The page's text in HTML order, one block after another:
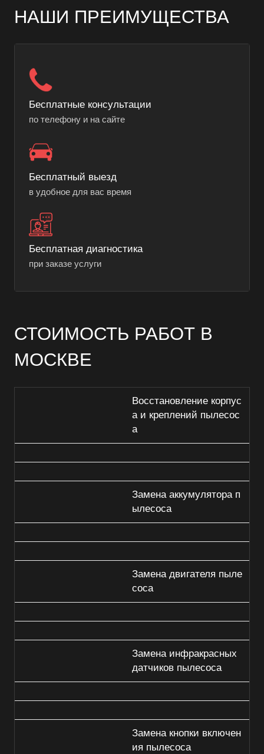
НАШИ ПРЕИМУЩЕСТВА
Бесплатные консультации
по телефону и на сайте
Бесплатный выезд
в удобное для вас время
Бесплатная диагностика
при заказе услуги
СТОИМОСТЬ РАБОТ В
МОСКВЕ
Восстановление корпус
а и креплений пылесос
а
Замена аккумулятора п
ылесоса
Замена двигателя пыле
соса
Замена инфракрасных
датчиков пылесоса
Замена кнопки включен
ия пылесоса